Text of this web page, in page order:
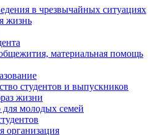
в чрезвычайных ситуациях
жизнь
материальная помощь
студентов и выпускников
жизни
молодых семей
организация